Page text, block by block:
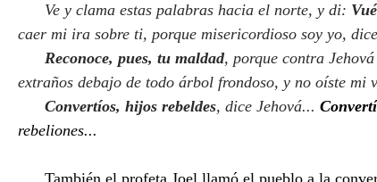
      Ve y clama estas palabras hacia el norte, y di:
caer mi ira sobre ti, porque misericordioso soy yo,
Reconoce, pues, tu maldad, porque contra
extraños debajo de todo árbol frondoso, y no oíste mi
Convertíos, hijos rebeldes, dice Jehová...
rebeliones...
También el profeta Joel llamó el pueblo a la